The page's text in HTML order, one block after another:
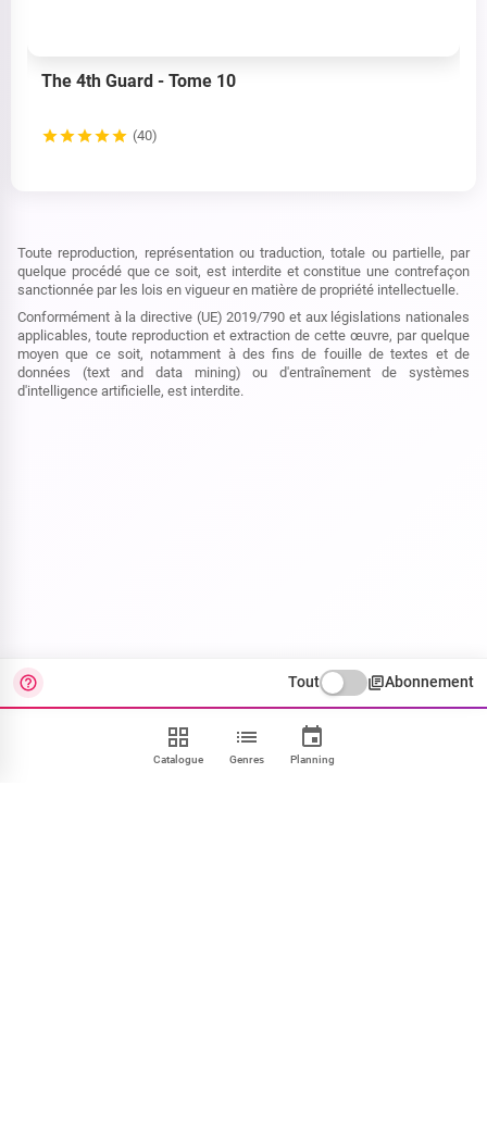
The 4th Guard - Tome 10
(40)
Toute reproduction, représentation ou traduction, totale ou partielle, par
quelque procédé que ce soit, est interdite et constitue une contrefaçon
sanctionnée par les lois en vigueur en matière de propriété intellectuelle.
Conformément à la directive (UE) 2019/790 et aux législations nationales
applicables, toute reproduction et extraction de cette œuvre, par quelque
moyen que ce soit, notamment à des fins de fouille de textes et de
données (text and data mining) ou d'entraînement de systèmes
d'intelligence artificielle, est interdite.
Catalogue Genres Planning
Tout Abonnement